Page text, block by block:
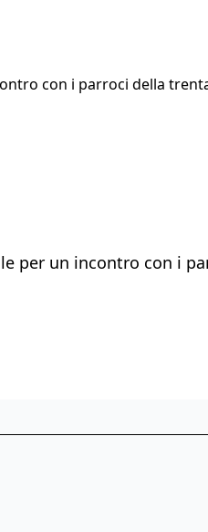
con i parroci della
per un incontro con i